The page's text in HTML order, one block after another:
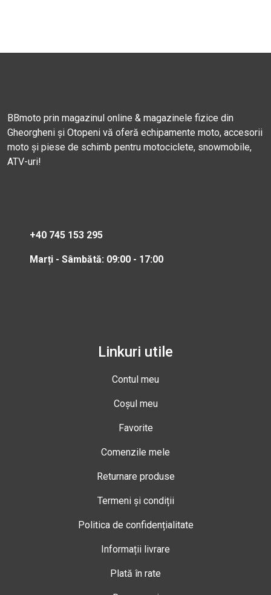
BBmoto prin magazinul online & magazinele fizice din
Gheorgheni și Otopeni vă oferă echipamente moto, accesorii
moto și piese de schimb pentru motociclete, snowmobile,
ATV-uri!
+40 745 153 295
Marți - Sâmbătă: 09:00 - 17:00
Linkuri utile
Contul meu
Coșul meu
Favorite
Comenzile mele
Returnare produse
Termeni și condiții
Politica de confidențialitate
Informații livrare
Plată în rate